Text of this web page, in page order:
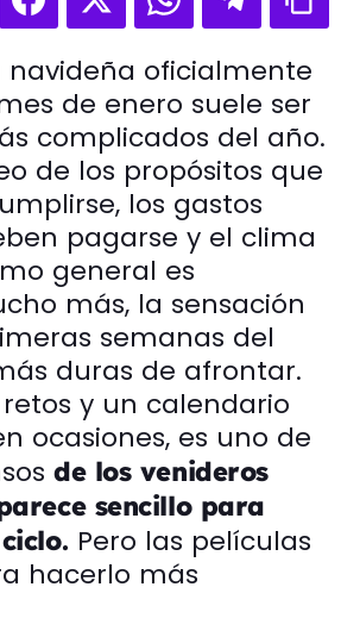
navideña oficialmente
de enero suele ser
complicados del año.
de los propósitos que
los gastos
pagarse y el clima
general es
más, la sensación
semanas del
duras de afrontar.
y un calendario
ocasiones, es uno de
de los venideros
sencillo para
Pero las películas
hacerlo más